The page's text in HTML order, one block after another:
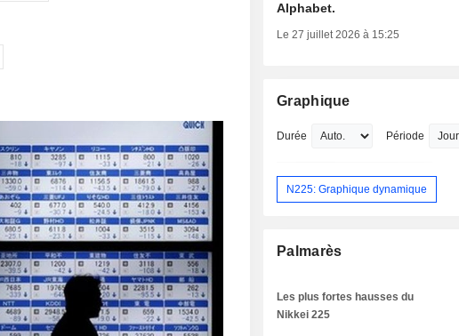
Alphabet.
Le 27 juillet 2026 à 15:25
Graphique
Durée Période
N225: Graphique dynamique
Palmarès
Les plus fortes hausses du
Nikkei 225